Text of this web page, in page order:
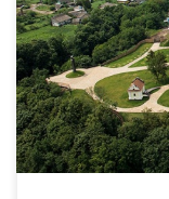
було, ми б уже жили,
переконані,
Батуринська
оборонних
пам’ятка